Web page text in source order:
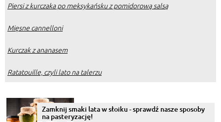
Piersi z kurczaka po meksykańsku z pomidorową salsą
Mięsne cannelloni
Kurczak z ananasem
Ratatouille, czyli lato na talerzu
Zamknij smaki lata w słoiku - sprawdź nasze sposoby
na pasteryzację!